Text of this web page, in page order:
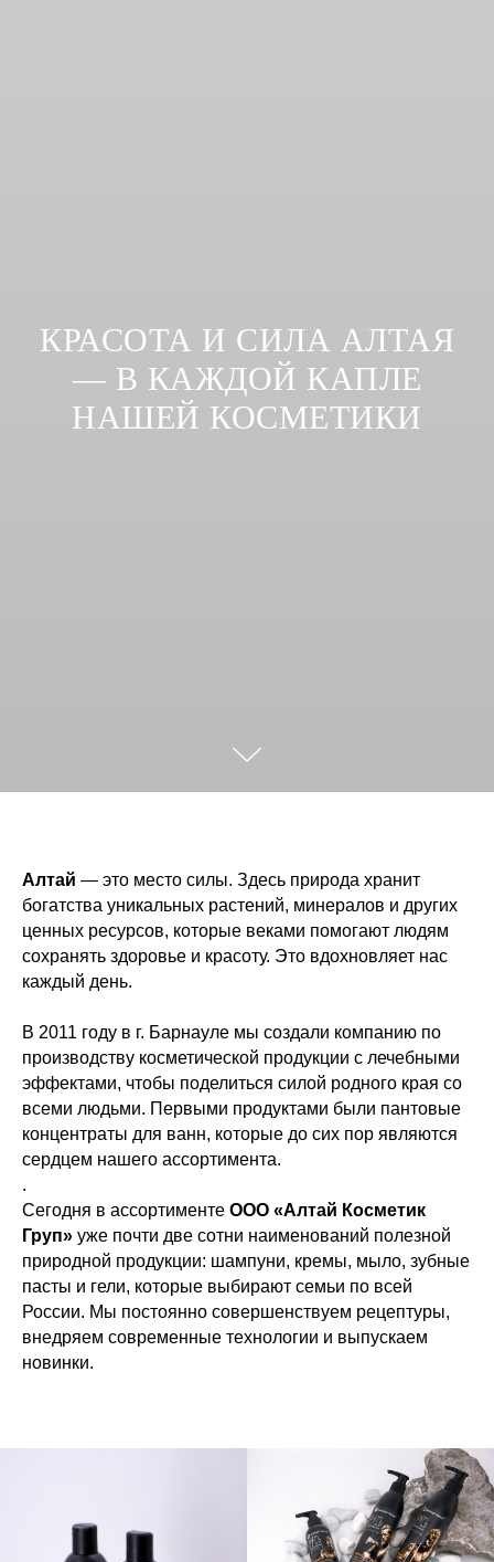
КРАСОТА И СИЛА АЛТАЯ
— В КАЖДОЙ КАПЛЕ
НАШЕЙ КОСМЕТИКИ
Алтай — это место силы. Здесь природа хранит
богатства уникальных растений, минералов и других
ценных ресурсов, которые веками помогают людям
сохранять здоровье и красоту. Это вдохновляет нас
каждый день.
В 2011 году в г. Барнауле мы создали компанию по
производству косметической продукции с лечебными
эффектами, чтобы поделиться силой родного края со
всеми людьми. Первыми продуктами были пантовые
концентраты для ванн, которые до сих пор являются
сердцем нашего ассортимента.
.
Сегодня в ассортименте ООО «Алтай Косметик
Груп» уже почти две сотни наименований полезной
природной продукции: шампуни, кремы, мыло, зубные
пасты и гели, которые выбирают семьи по всей
России. Мы постоянно совершенствуем рецептуры,
внедряем современные технологии и выпускаем
новинки.